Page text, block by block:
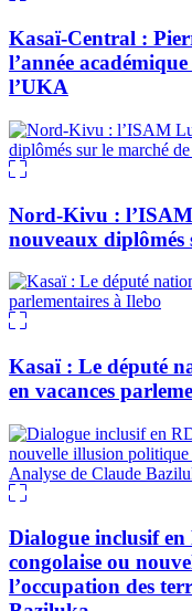
Kasaï-Central :
l’année
l’UKA
Nord-Kivu :
nouveaux diplômés
Kasaï : Le député
en vacances
Dialogue inclusif
congolaise ou
l’occupation des